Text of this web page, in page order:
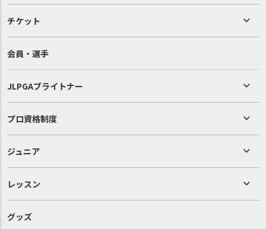
チケット
会員・選手
JLPGAブライトナー
プロ資格制度
ジュニア
レッスン
グッズ